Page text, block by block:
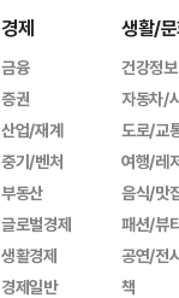
경제
금융
증권
산업/재계
중기/벤처
부동산
글로벌경제
생활경제
경제일반
생활/
건강정보
자동차/
도로/교
여행/레
음식/맛
패션/뷰
공연/전
책